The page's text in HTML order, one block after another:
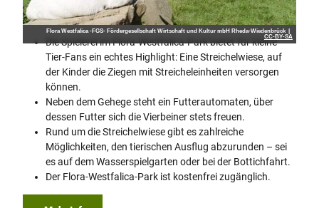
Flora Westfalica -FGS- Fördergesellschaft Wirtschaft und Kultur mbH Rheda-Wiedenbrück |
CC-BY-SA
Die Spielerei im Flora-Westfalica-Park bietet für kleine
Tier-Fans ein echtes Highlight: Eine Streichelwiese, auf
der Kinder die Ziegen mit Streicheleinheiten versorgen
können.
Neben dem Gehege steht ein Futterautomaten, über
dessen Futter sich die Vierbeiner stets freuen.
Rund um die Streichelwiese gibt es zahlreiche
Möglichkeiten, den tierischen Ausflug abzurunden – sei
es auf dem Wasserspielgarten oder bei der Bottichfahrt.
Der Flora-Westfalica-Park ist kostenfrei zugänglich.